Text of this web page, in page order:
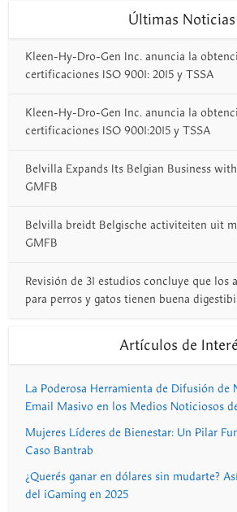
Últimas Noticias
Kleen-Hy-Dro-Gen Inc. anuncia la
certificaciones ISO 9001: 2015 y TSSA
Kleen-Hy-Dro-Gen Inc. anuncia la
certificaciones ISO 9001:2015 y TSSA
Belvilla Expands Its Belgian Business
GMFB
Belvilla breidt Belgische activiteiten uit
GMFB
Revisión de 31 estudios concluye que los
para perros y gatos tienen buena
Artículos de
La Poderosa Herramienta de Difusión de
Email Masivo en los Medios Noticiosos
Mujeres Líderes de Bienestar: Un Pilar
Caso Bantrab
¿Querés ganar en dólares sin mudarte?
del iGaming en 2025